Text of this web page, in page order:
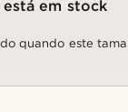
em stock
quando este